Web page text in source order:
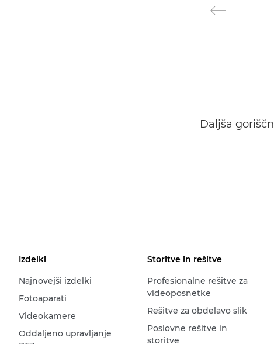
Daljša
Izdelki
Najnovejši izdelki
Fotoaparati
Videokamere
Oddaljeno upravljanje
Storitve in rešitve
Profesionalne rešitve za
videoposnetke
Rešitve za obdelavo slik
Poslovne rešitve in
storitve